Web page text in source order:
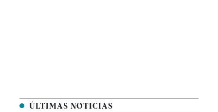
ÚLTIMAS NOTICIAS